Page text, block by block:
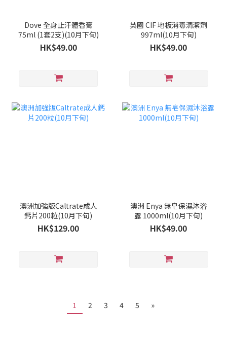
Dove 全身止汗體香膏
75ml (1套2支)(10月下旬)
HK$49.00
英國 CIF 地板消毒清潔劑
997ml(10月下旬)
HK$49.00
澳洲加強版Caltrate成人
鈣片200粒(10月下旬)
HK$129.00
澳洲 Enya 無皂保濕沐浴
露 1000ml(10月下旬)
HK$49.00
1 2 3 4 5 »